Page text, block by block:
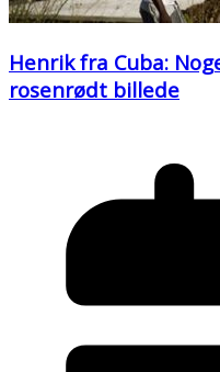
Henrik fra Cuba:
rosenrødt billede